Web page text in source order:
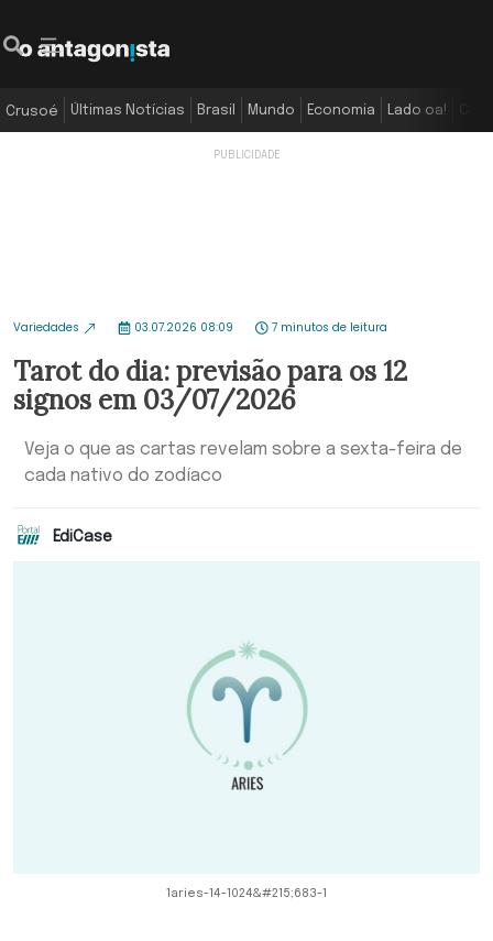
Crusoé Últimas Notícias Brasil Mundo Economia Lado oa!
Variedades 03.07.2026 08:09 7 minutos de leitura
Tarot do dia: previsão para os 12
signos em 03/07/2026
Veja o que as cartas revelam sobre a sexta-feira de
cada nativo do zodíaco
EdiCase
1aries-14-1024&#215;683-1